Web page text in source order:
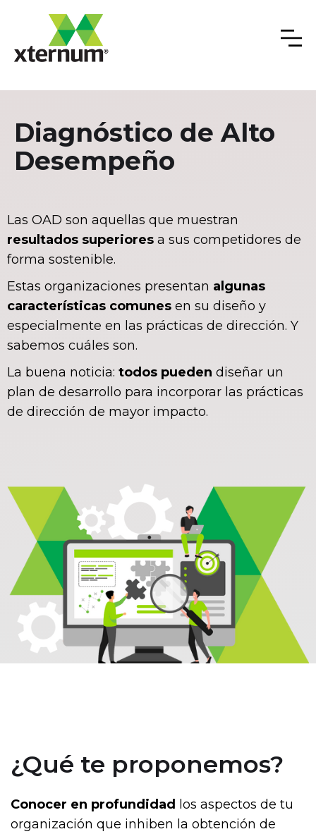
Diagnóstico de Alto
Desempeño
Las OAD son aquellas que muestran
resultados superiores a sus competidores de
forma sostenible.
Estas organizaciones presentan algunas
características comunes en su diseño y
especialmente en las prácticas de dirección. Y
sabemos cuáles son.
La buena noticia: todos pueden diseñar un
plan de desarrollo para incorporar las prácticas
de dirección de mayor impacto.
¿Qué te proponemos?
Conocer en profundidad
los aspectos de tu
organización que inhiben la obtención de